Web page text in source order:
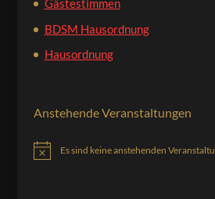
Gästestimmen
BDSM Hausordnung
Hausordnung
Anstehende Veranstaltungen
HinweisEs sind keine anstehenden